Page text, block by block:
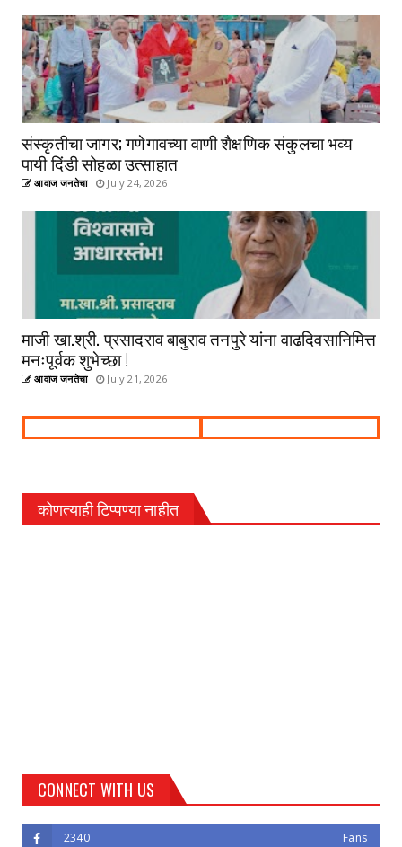
संस्कृतीचा जागर; गणेगावच्या वाणी शैक्षणिक संकुलचा भव्य
पायी दिंडी सोहळा उत्साहात
आवाज जनतेचा July 24, 2026
माजी खा.श्री. प्रसादराव बाबुराव तनपुरे यांना वाढदिवसानिमित्त
मनःपूर्वक शुभेच्छा !
आवाज जनतेचा July 21, 2026
कोणत्याही टिप्पण्‍या नाहीत
CONNECT WITH US
2340 Fans